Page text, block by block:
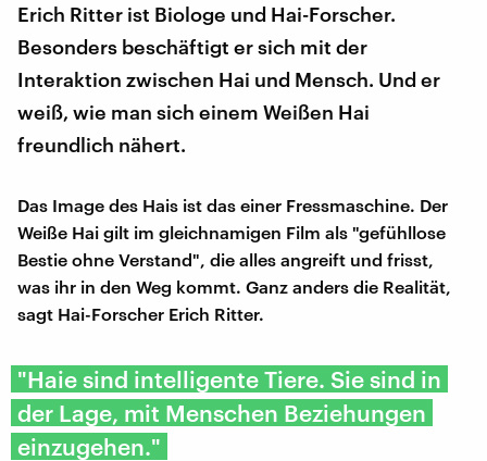
Erich Ritter ist Biologe und Hai-Forscher.
Besonders beschäftigt er sich mit der
Interaktion zwischen Hai und Mensch. Und er
weiß, wie man sich einem Weißen Hai
freundlich nähert.
Das Image des Hais ist das einer Fressmaschine. Der
Weiße Hai gilt im gleichnamigen Film als "gefühllose
Bestie ohne Verstand", die alles angreift und frisst,
was ihr in den Weg kommt. Ganz anders die Realität,
sagt Hai-Forscher Erich Ritter.
"Haie sind intelligente Tiere. Sie sind in
der Lage, mit Menschen Beziehungen
einzugehen."